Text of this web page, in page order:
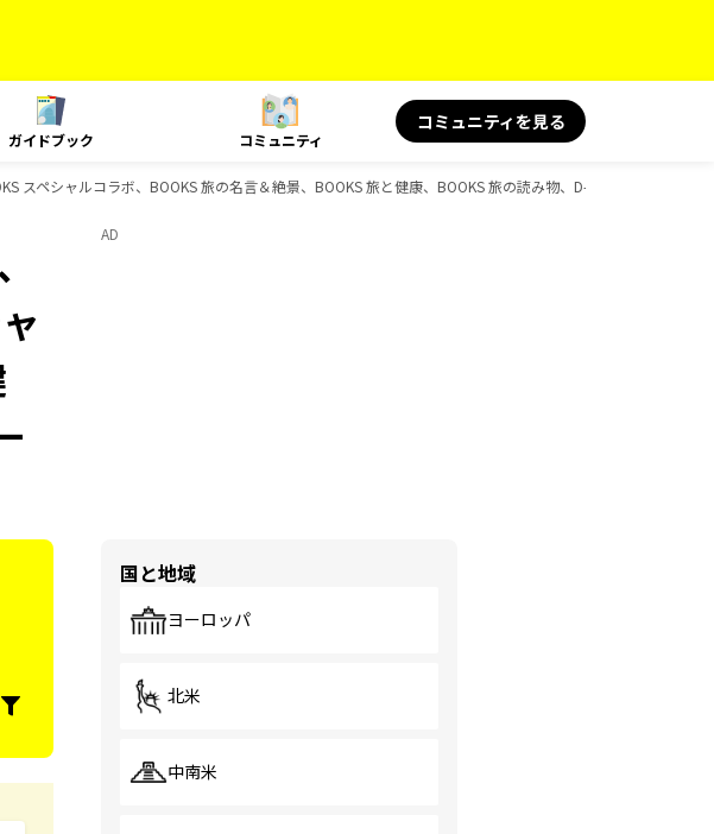
ガイドブック コミュニティ
コミュニティを見る
スペシャルコラボ、BOOKS 旅の名言＆絶景、BOOKS 旅と健康、BOOKS 旅の読み物、D-Booksのガイドブ
AD
国と地域
ヨーロッパ
北米
中南米